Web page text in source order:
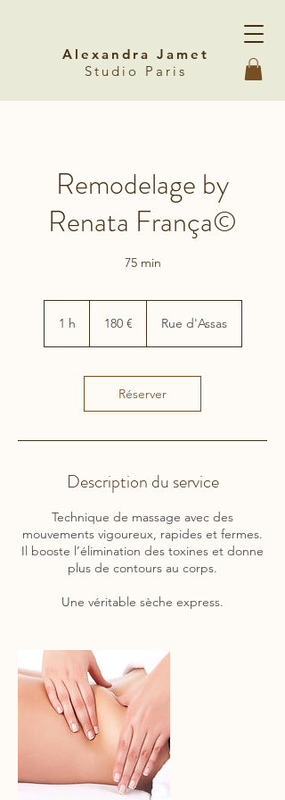
Alexandra Jamet
Studio Paris
Remodelage by
Renata França©
75 min
1 h 180 € Rue d'Assas
Réserver
Description du service
Technique de massage avec des
mouvements vigoureux, rapides et fermes.
Il booste l’élimination des toxines et donne
plus de contours au corps.
Une véritable sèche express.